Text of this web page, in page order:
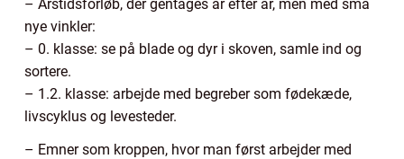
– Årstidsforløb, der gentages år efter år, men med små
nye vinkler:
– 0. klasse: se på blade og dyr i skoven, samle ind og
sortere.
– 1.2. klasse: arbejde med begreber som fødekæde,
livscyklus og levesteder.
– Emner som kroppen, hvor man først arbejder med